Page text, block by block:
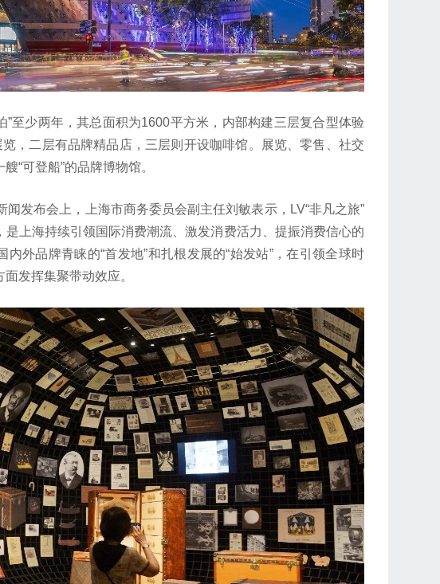
至少两年，其总面积为1600平方米，内部构建三层复合型体验
览，二层有品牌精品店，三层则开设咖啡馆。展览、零售、社交
“可登船”的品牌博物馆。
布会上，上海市商务委员会副主任刘敏表示，LV“非凡之旅”
是上海持续引领国际消费潮流、激发消费活力、提振消费信心的
外品牌青睐的“首发地”和扎根发展的“始发站”，在引领全球时
发挥集聚带动效应。